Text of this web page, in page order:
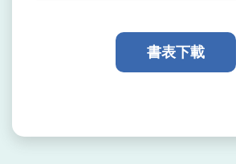
書表下載